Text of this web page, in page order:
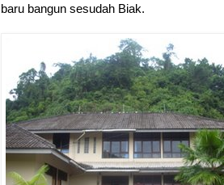
baru bangun sesudah Biak.